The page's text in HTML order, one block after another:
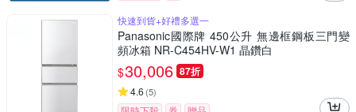
快速到貨+好禮多選一
Panasonic國際牌 450公升 無邊框鋼板三門變
頻冰箱 NR-C454HV-W1 晶鑽白
$30,006 87折
4.6 (5)